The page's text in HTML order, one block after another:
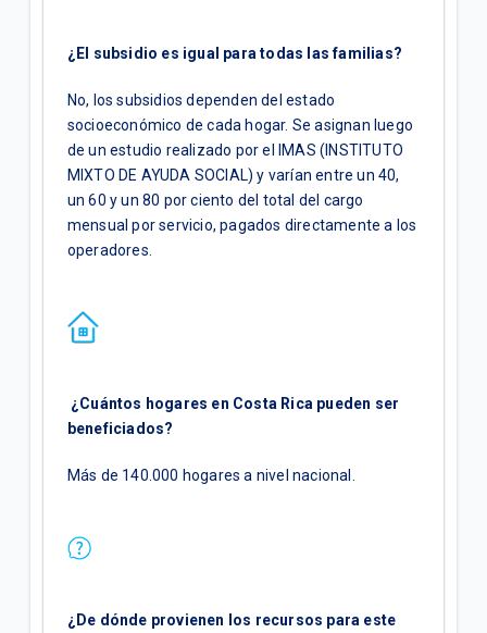
¿El subsidio es igual para todas las familias?
No, los subsidios dependen del estado
socioeconómico de cada hogar. Se asignan luego
de un estudio realizado por el IMAS (INSTITUTO
MIXTO DE AYUDA SOCIAL) y varían entre un 40,
un 60 y un 80 por ciento del total del cargo
mensual por servicio, pagados directamente a los
operadores.
¿Cuántos hogares en Costa Rica pueden ser
beneficiados?
Más de 140.000 hogares a nivel nacional.
¿De dónde provienen los recursos para este